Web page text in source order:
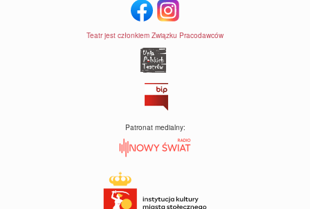
Teatr jest członkiem Związku Pracodawców
Patronat medialny: